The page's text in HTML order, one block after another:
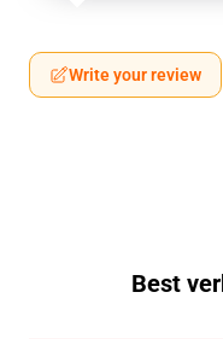
Write your review
Best